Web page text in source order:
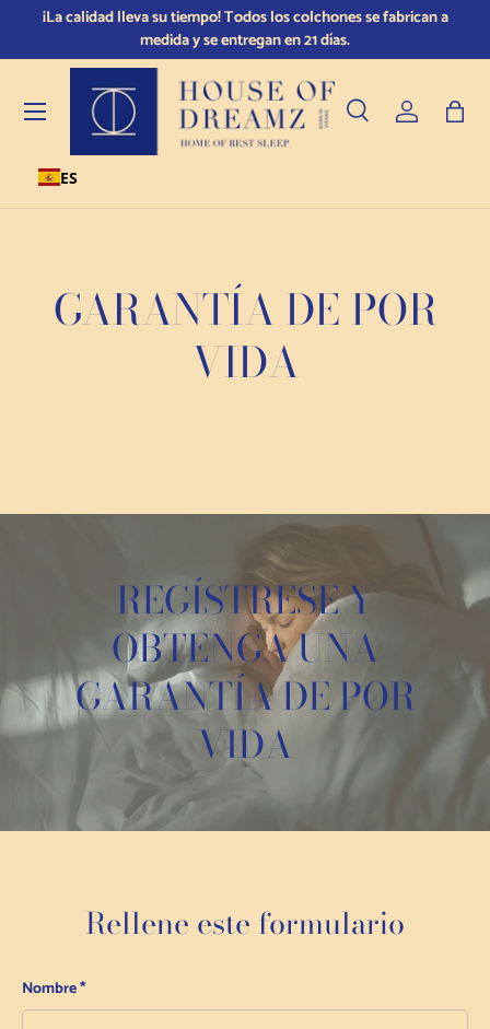
Ir al contenido
lleva su tiempo! Todos los colchones se fabrican a
medida y se entregan en 21 días.
Duerme tranquilo:
ES
Buscar en
Tipo de producto
Buscar enConectarse
Menú
GARANTÍA DE POR
VIDA
REGÍSTRESE Y
OBTENGA UNA
GARANTÍA DE POR
VIDA
Rellene este formulario
Nombre